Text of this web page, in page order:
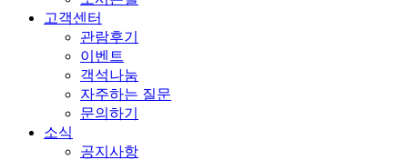
고객센터
관람후기
이벤트
객석나눔
자주하는 질문
문의하기
소식
공지사항